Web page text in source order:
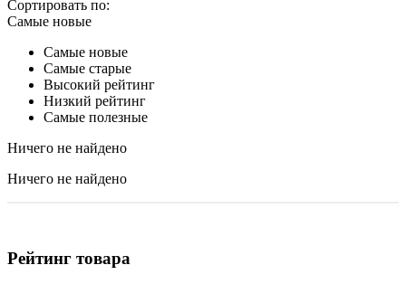
Сортировать по:
Самые новые
Самые новые
Самые старые
Высокий рейтинг
Низкий рейтинг
Самые полезные
Ничего не найдено
Ничего не найдено
Рейтинг товара